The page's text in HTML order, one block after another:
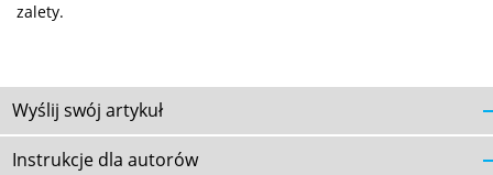
zalety.
Wyślij swój artykuł
Instrukcje dla autorów